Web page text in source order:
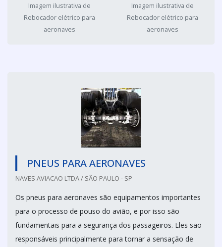
Imagem ilustrativa de
Rebocador elétrico para
aeronaves
Imagem ilustrativa de
Rebocador elétrico para
aeronaves
PNEUS PARA AERONAVES
NAVES AVIACAO LTDA / SÃO PAULO - SP
Os pneus para aeronaves são equipamentos importantes
para o processo de pouso do avião, e por isso são
fundamentais para a segurança dos passageiros. Eles são
responsáveis principalmente para tornar a sensação de